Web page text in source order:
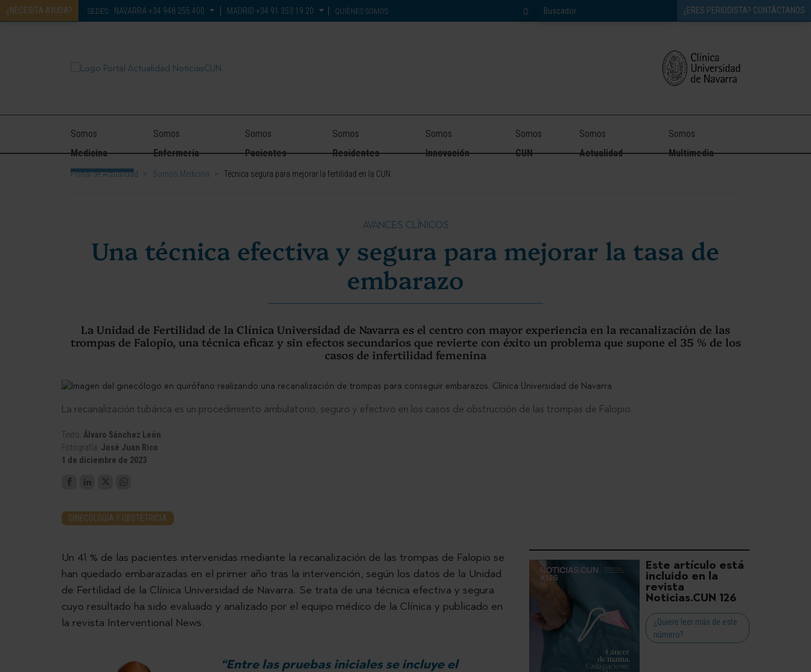
¿NECESITA AYUDA? SEDES: NAVARRA +34 948 255 400 MADRID +34 91 353 19 20 QUIÉNES SOMOS ¿ERES PERIODISTA? CONTÁCTANOS
Somos
Medicina
Somos
Enfermería
Somos
Pacientes
Somos
Residentes
Somos
Innovación
Somos
CUN
Somos
Actualidad
Somos
Multimedia
Portal de Actualidad > Somos Medicina > Técnica segura para mejorar la fertilidad en la CUN
AVANCES CLÍNICOS
Una técnica efectiva y segura para mejorar la tasa de
embarazo
La Unidad de Fertilidad de la Clínica Universidad de Navarra es el centro con mayor experiencia en la recanalización de las
trompas de Falopio, una técnica eficaz y sin efectos secundarios que revierte con éxito un problema que supone el 35 % de los
casos de infertilidad femenina
La recanalización tubárica es un procedimiento ambulatorio, seguro y efectivo en los casos de obstrucción de las trompas de Falopio.
Texto: Álvaro Sánchez León
Fotografía: José Juan Rico
1 de diciembre de 2023
GINECOLOGÍA Y OBSTETRICIA
Un 41 % de las pacientes intervenidas mediante la recanalización de las trompas de Falopio se
han quedado embarazadas en el primer año tras la intervención, según los datos de la Unidad
de Fertilidad de la Clínica Universidad de Navarra. Se trata de una técnica efectiva y segura
cuyo resultado ha sido evaluado y analizado por el equipo médico de la Clínica y publicado en
la revista Interventional News.
“Entre las pruebas iniciales se incluye el
Este artículo está
incluido en la
revista
Noticias.CUN 126
¿Quiere leer más de este
número?